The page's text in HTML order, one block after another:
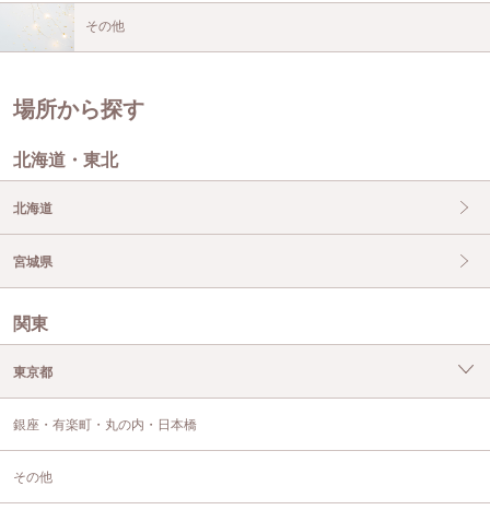
その他
場所から探す
北海道・東北
北海道
宮城県
関東
東京都
銀座・有楽町・丸の内・日本橋
その他